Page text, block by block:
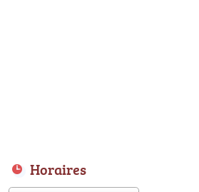
Horaires